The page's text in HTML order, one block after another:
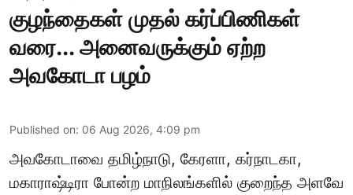
குழந்தைகள் முதல் கர்ப்பிணிகள்
வரை... அனைவருக்கும் ஏற்ற
அவகோடா பழம்
Published on: 06 Aug 2026, 4:09 pm
அவகோடாவை தமிழ்நாடு, கேரளா, கர்நாடகா,
மகாராஷ்டிரா போன்ற மாநிலங்களில் குறைந்த அளவே